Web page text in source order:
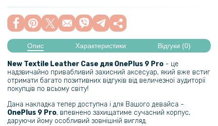
Опис Характеристики Відгуки (0)
New Textile Leather Cаse для OnePlus 9 Pro - це
надзвичайно привабливий захисний аксесуар, який вже встиг
отримати багато позитивних відгуків від величезної аудиторії
покупців по всьому світу!
Дана накладка тепер доступна і для Вашого девайса -
OnePlus 9 Pro, впевнено захищатиме сучасний корпус,
даруючи йому особливий зовнішній вигляд.